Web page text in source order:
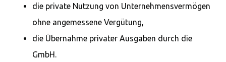
die private Nutzung von Unternehmensvermögen
ohne angemessene Vergütung,
die Übernahme privater Ausgaben durch die
GmbH.